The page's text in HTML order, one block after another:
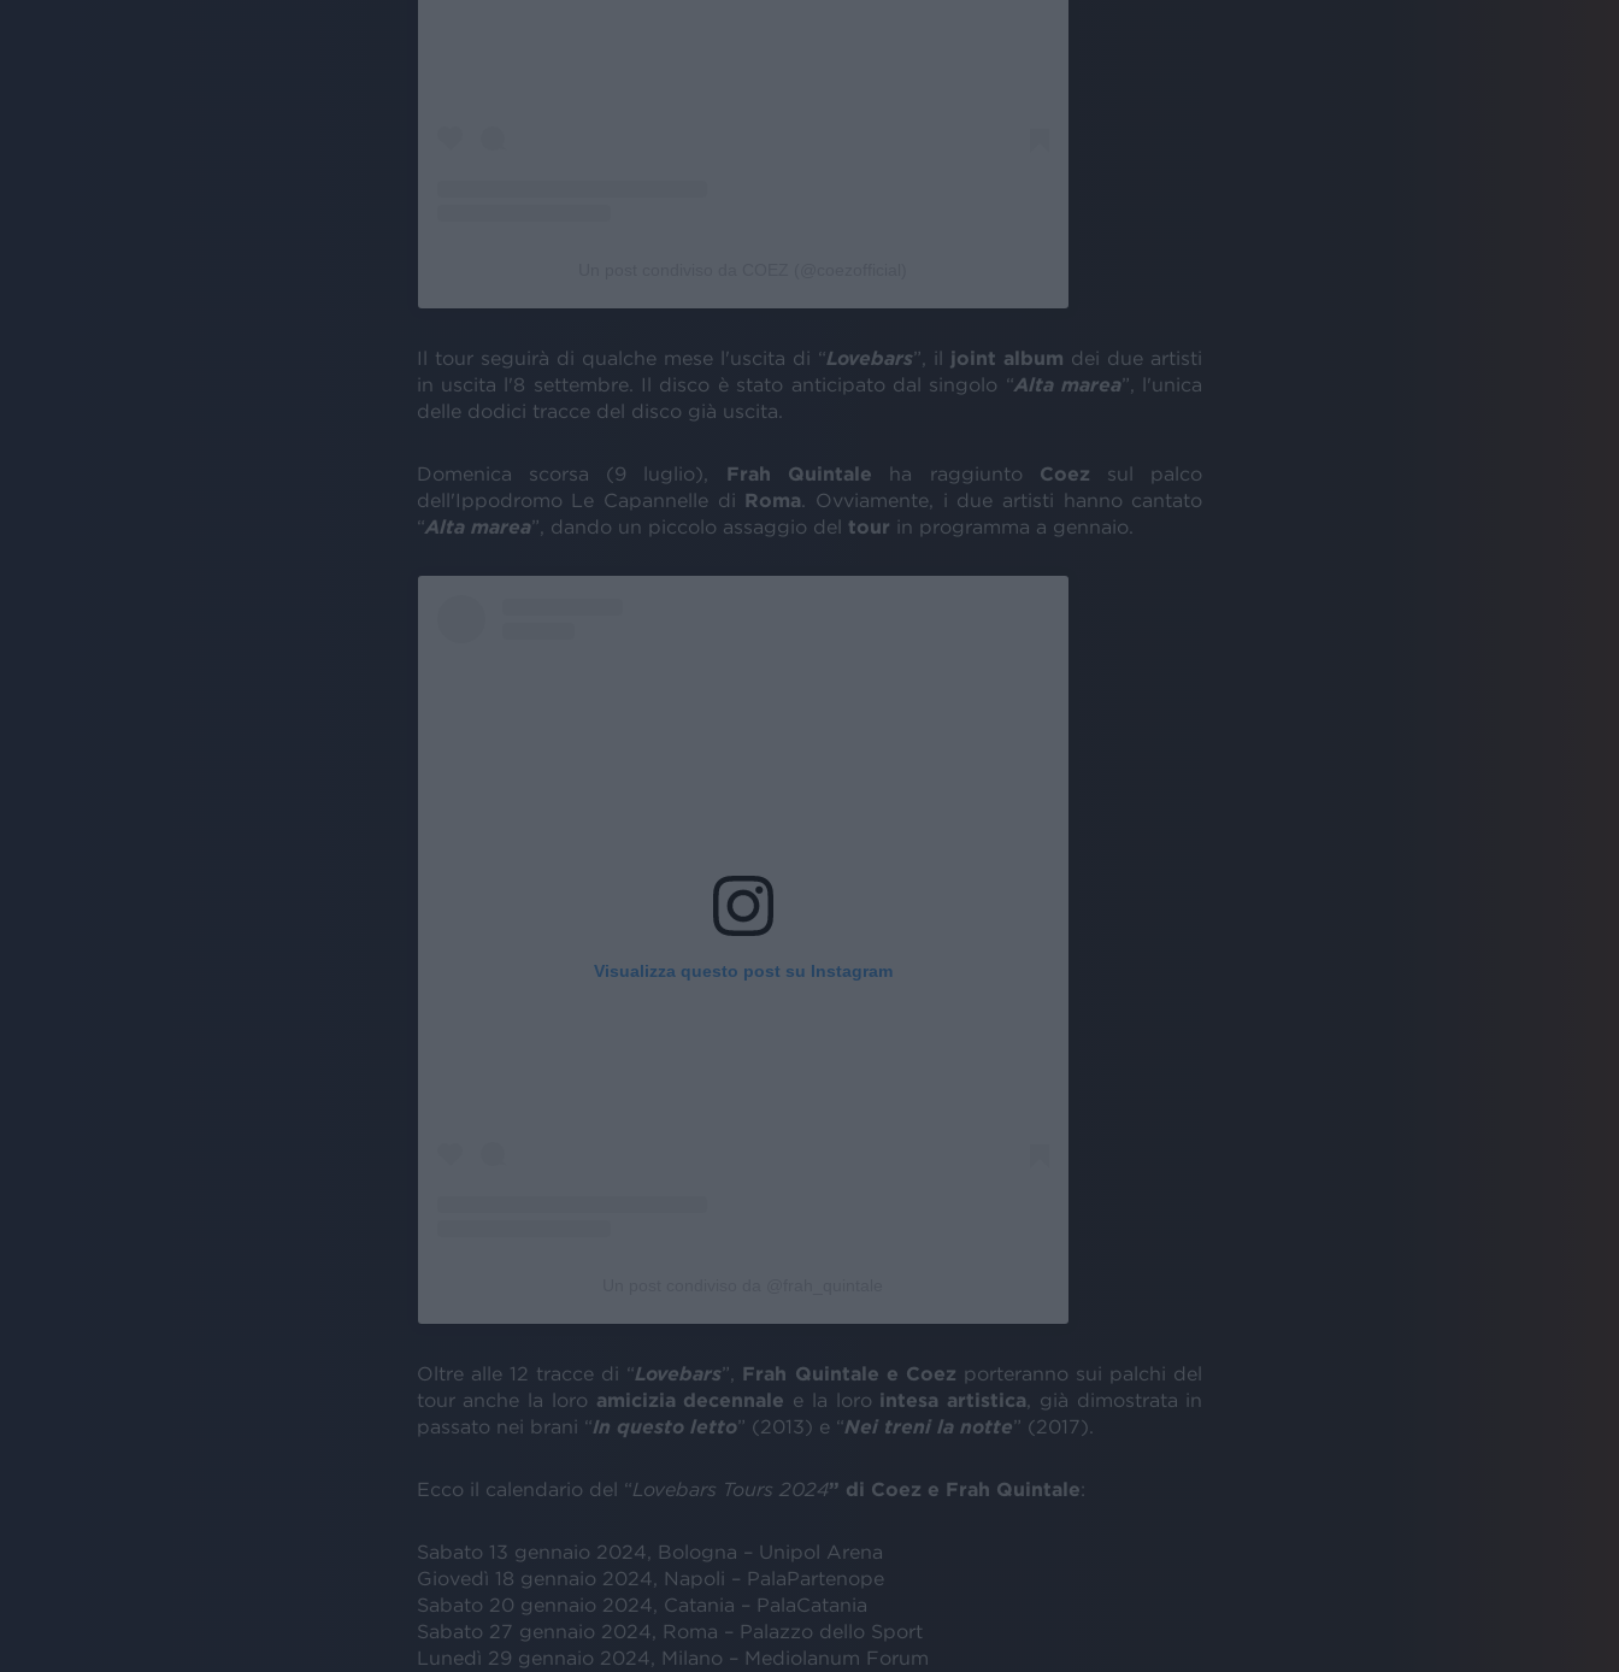
Il tour seguirà di qualche mese l'uscita di “Lovebars”, il joint album dei due artisti
in uscita l'8 settembre. Il disco è stato anticipato dal singolo “Alta marea”, l'unica
delle dodici tracce del disco già uscita.
Domenica scorsa (9 luglio), Frah Quintale ha raggiunto Coez sul palco
dell'Ippodromo Le Capannelle di Roma . Ovviamente, i due artisti hanno cantato
“Alta marea”, dando un piccolo assaggio del tour in programma a gennaio.
Visualizza questo post su Instagram
Oltre alle 12 tracce di “Lovebars”, Frah Quintale e Coez porteranno sui palchi del
tour anche la loro amicizia decennale e la loro intesa artistica , già dimostrata in
passato nei brani “In questo letto” (2013) e “Nei treni la notte” (2017).
Ecco il calendario del “Lovebars Tours 2024” di Coez e Frah Quintale:
Sabato 13 gennaio 2024, Bologna – Unipol Arena
Giovedì 18 gennaio 2024, Napoli – PalaPartenope
Sabato 20 gennaio 2024, Catania – PalaCatania
Sabato 27 gennaio 2024, Roma – Palazzo dello Sport
Lunedì 29 gennaio 2024, Milano – Mediolanum Forum